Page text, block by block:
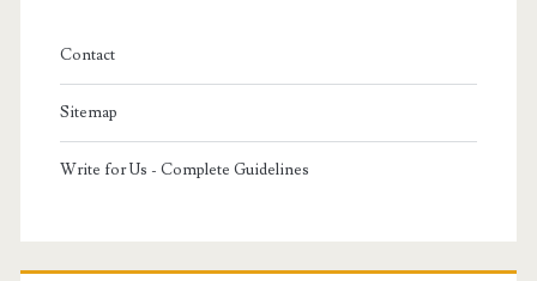
Contact
Sitemap
Write for Us - Complete Guidelines